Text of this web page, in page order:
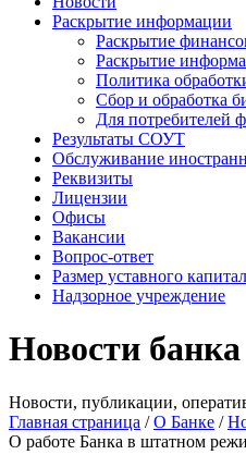
Раскрытие информации
Раскрытие
Раскрытие
Политика
Сбор и обработка
Для потребителей
Результаты СОУТ
Обслуживание
Реквизиты
Лицензии
Офисы
Вакансии
Вопрос-ответ
Размер уставного
Надзорное учреждение
Новости банка
Новости, публикации,
Главная страница /О Банке /
О работе Банка в штатном